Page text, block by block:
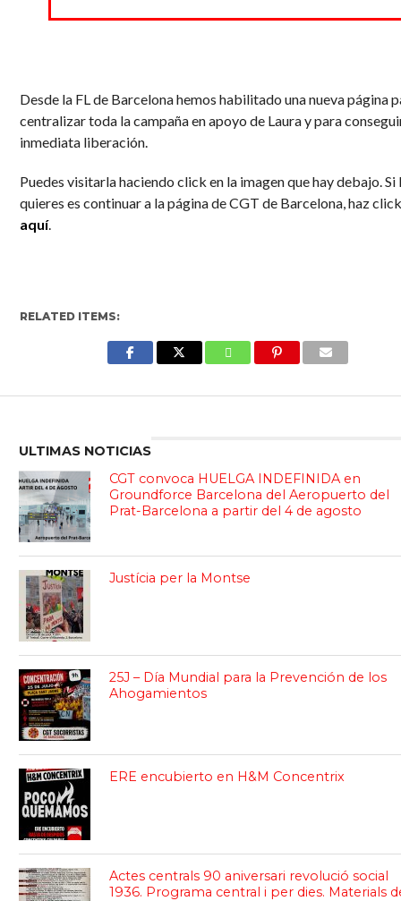
Desde la FL de Barcelona hemos habilitado una nueva página
centralizar toda la campaña en apoyo de Laura y para
inmediata liberación.
Puedes visitarla haciendo click en la imagen que hay debajo. Si
quieres es continuar a la página de CGT de Barcelona, haz
aquí.
RELATED ITEMS:
ULTIMAS NOTICIAS
CGT convoca HUELGA INDEFINIDA en
Groundforce Barcelona del Aeropuerto del
Prat-Barcelona a partir del 4 de agosto
Justícia per la Montse
25J – Día Mundial para la Prevención de los
Ahogamientos
ERE encubierto en H&M Concentrix
Actes centrals 90 aniversari revolució social
1936. Programa central i per dies. Materials